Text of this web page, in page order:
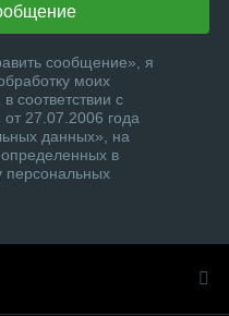
сообщение», я
моих
соответствии с
27.07.2006 года
данных», на
в
персональных